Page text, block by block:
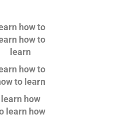
how to
how to
learn
how to
to learn
learn how
learn how